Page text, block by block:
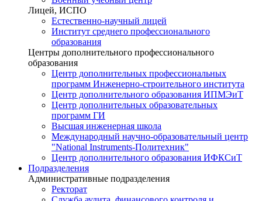
Лицей, ИСПО
Естественно-научный лицей
Институт среднего профессионального
образования
Центры дополнительного профессионального
образования
Центр дополнительных профессиональных
программ Инженерно-строительного института
Центр дополнительного образования ИПМЭиТ
Центр дополнительных образовательных
программ ГИ
Высшая инженерная школа
Международный научно-образовательный центр
"National Instruments-Политехник"
Центр дополнительного образования ИФКСиТ
Подразделения
Административные подразделения
Ректорат